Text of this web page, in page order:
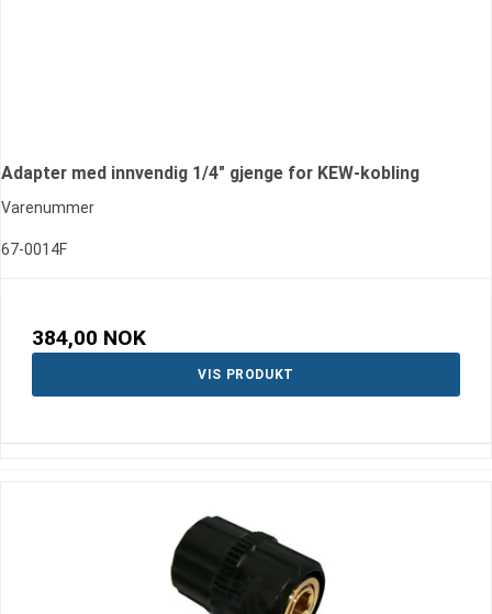
Adapter med innvendig 1/4" gjenge for KEW-kobling
Varenummer
67-0014F
384,00 NOK
VIS PRODUKT